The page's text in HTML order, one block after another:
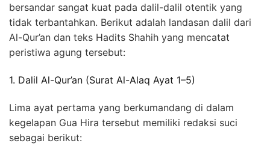
bersandar sangat kuat pada dalil-dalil otentik yang
tidak terbantahkan. Berikut adalah landasan dalil dari
Al-Qur’an dan teks Hadits Shahih yang mencatat
peristiwa agung tersebut:
1. Dalil Al-Qur’an (Surat Al-Alaq Ayat 1–5)
Lima ayat pertama yang berkumandang di dalam
kegelapan Gua Hira tersebut memiliki redaksi suci
sebagai berikut: